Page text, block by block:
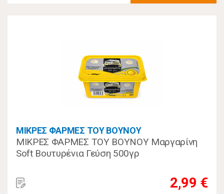
ΜΙΚΡΕΣ ΦΑΡΜΕΣ ΤΟΥ ΒΟΥΝΟΥ
ΜΙΚΡΕΣ ΦΑΡΜΕΣ ΤΟΥ ΒΟΥΝΟΥ Μαργαρίνη
Soft Βουτυρένια Γεύση 500γρ
2,99 €